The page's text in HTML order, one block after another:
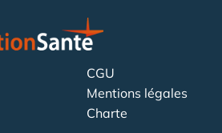
CGU
Mentions légales
Charte